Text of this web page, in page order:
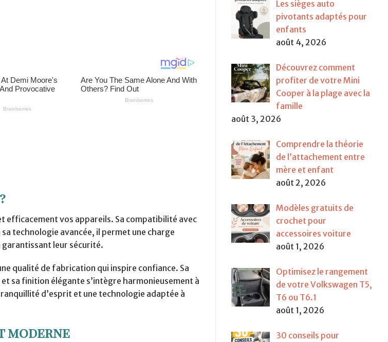
efficacement vos appareils. Sa compatibilité avec
technologie avancée, il permet une charge
garantissant leur sécurité.
qualité de fabrication qui inspire confiance. Sa
sa finition élégante s’intègre harmonieusement à
d’esprit et une technologie adaptée à
moderne
Les sièges auto
pivotants adaptés pour
enfants
août 4, 2026
Découvrez comment
profiter de votre Mini
Cooper à la plage avec la
famille
août 3, 2026
Comprendre la théorie
de l’attachement entre
mère et enfant
août 2, 2026
Modèles gratuits de
crochet pour
accessoires voiture
août 1, 2026
Optimisez le rangement
de votre Volkswagen T5,
T6 ou T6.1
août 1, 2026
30 conseils pour